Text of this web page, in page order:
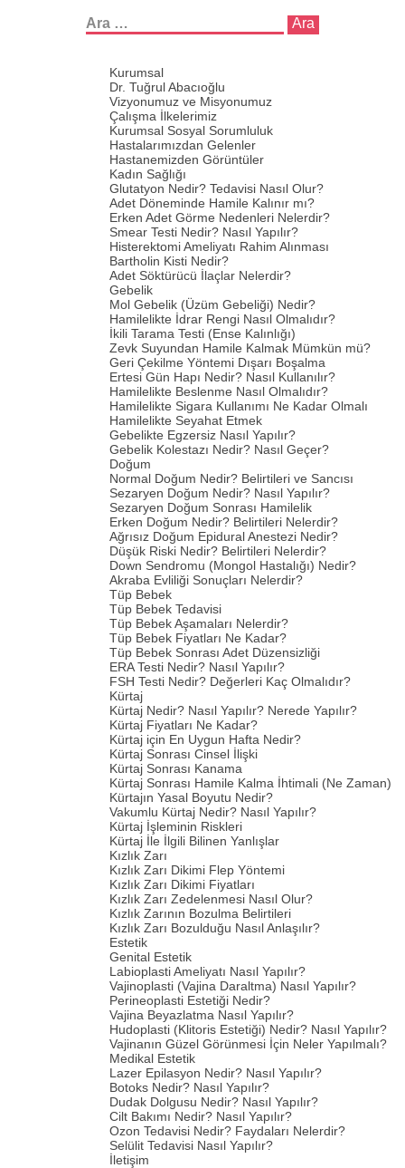
Arama:
Kurumsal
Dr. Tuğrul Abacıoğlu
Vizyonumuz ve Misyonumuz
Çalışma İlkelerimiz
Kurumsal Sosyal Sorumluluk
Hastalarımızdan Gelenler
Hastanemizden Görüntüler
Kadın Sağlığı
Glutatyon Nedir? Tedavisi Nasıl Olur?
Adet Döneminde Hamile Kalınır mı?
Erken Adet Görme Nedenleri Nelerdir?
Smear Testi Nedir? Nasıl Yapılır?
Histerektomi Ameliyatı Rahim Alınması
Bartholin Kisti Nedir?
Adet Söktürücü İlaçlar Nelerdir?
Gebelik
Mol Gebelik (Üzüm Gebeliği) Nedir?
Hamilelikte İdrar Rengi Nasıl Olmalıdır?
İkili Tarama Testi (Ense Kalınlığı)
Zevk Suyundan Hamile Kalmak Mümkün mü?
Geri Çekilme Yöntemi Dışarı Boşalma
Ertesi Gün Hapı Nedir? Nasıl Kullanılır?
Hamilelikte Beslenme Nasıl Olmalıdır?
Hamilelikte Sigara Kullanımı Ne Kadar Olmalı
Hamilelikte Seyahat Etmek
Gebelikte Egzersiz Nasıl Yapılır?
Gebelik Kolestazı Nedir? Nasıl Geçer?
Doğum
Normal Doğum Nedir? Belirtileri ve Sancısı
Sezaryen Doğum Nedir? Nasıl Yapılır?
Sezaryen Doğum Sonrası Hamilelik
Erken Doğum Nedir? Belirtileri Nelerdir?
Ağrısız Doğum Epidural Anestezi Nedir?
Düşük Riski Nedir? Belirtileri Nelerdir?
Down Sendromu (Mongol Hastalığı) Nedir?
Akraba Evliliği Sonuçları Nelerdir?
Tüp Bebek
Tüp Bebek Tedavisi
Tüp Bebek Aşamaları Nelerdir?
Tüp Bebek Fiyatları Ne Kadar?
Tüp Bebek Sonrası Adet Düzensizliği
ERA Testi Nedir? Nasıl Yapılır?
FSH Testi Nedir? Değerleri Kaç Olmalıdır?
Kürtaj
Kürtaj Nedir? Nasıl Yapılır? Nerede Yapılır?
Kürtaj Fiyatları Ne Kadar?
Kürtaj için En Uygun Hafta Nedir?
Kürtaj Sonrası Cinsel İlişki
Kürtaj Sonrası Kanama
Kürtaj Sonrası Hamile Kalma İhtimali (Ne Zaman)
Kürtajın Yasal Boyutu Nedir?
Vakumlu Kürtaj Nedir? Nasıl Yapılır?
Kürtaj İşleminin Riskleri
Kürtaj İle İlgili Bilinen Yanlışlar
Kızlık Zarı
Kızlık Zarı Dikimi Flep Yöntemi
Kızlık Zarı Dikimi Fiyatları
Kızlık Zarı Zedelenmesi Nasıl Olur?
Kızlık Zarının Bozulma Belirtileri
Kızlık Zarı Bozulduğu Nasıl Anlaşılır?
Estetik
Genital Estetik
Labioplasti Ameliyatı Nasıl Yapılır?
Vajinoplasti (Vajina Daraltma) Nasıl Yapılır?
Perineoplasti Estetiği Nedir?
Vajina Beyazlatma Nasıl Yapılır?
Hudoplasti (Klitoris Estetiği) Nedir? Nasıl Yapılır?
Vajinanın Güzel Görünmesi İçin Neler Yapılmalı?
Medikal Estetik
Lazer Epilasyon Nedir? Nasıl Yapılır?
Botoks Nedir? Nasıl Yapılır?
Dudak Dolgusu Nedir? Nasıl Yapılır?
Cilt Bakımı Nedir? Nasıl Yapılır?
Ozon Tedavisi Nedir? Faydaları Nelerdir?
Selülit Tedavisi Nasıl Yapılır?
İletişim